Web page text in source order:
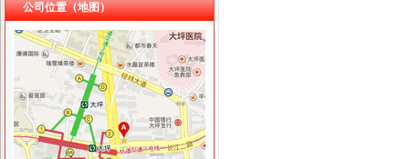
公司位置（地图）
工商动态
我市重庆分公司注销出台在校大创办微型企业相关办法
批全国外资登记管理干部业务交流会在高新区局重庆代办公司成功召开
双桥区采取多项措施化微型企业发展